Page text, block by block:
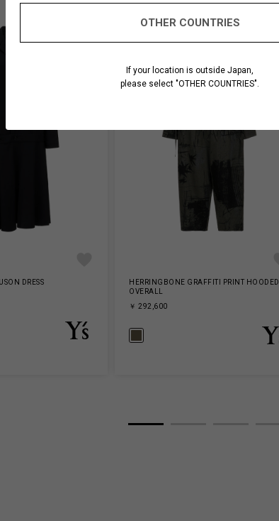
OTHER COUNTRIES
If your location is outside Japan,
please select "OTHER COUNTRIES".
DRESS
HERRINGBONE GRAFFITI PRINT HOODED
OVERALL
￥ 292,600